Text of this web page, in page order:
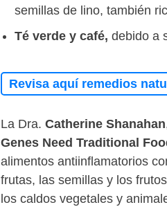
semillas de lino, también
Té verde y café, debido a
Revisa aquí remedios
La Dra. Catherine Shanahan
Genes Need Traditional
alimentos antiinflamatorios
frutas, las semillas y los
los caldos vegetales y